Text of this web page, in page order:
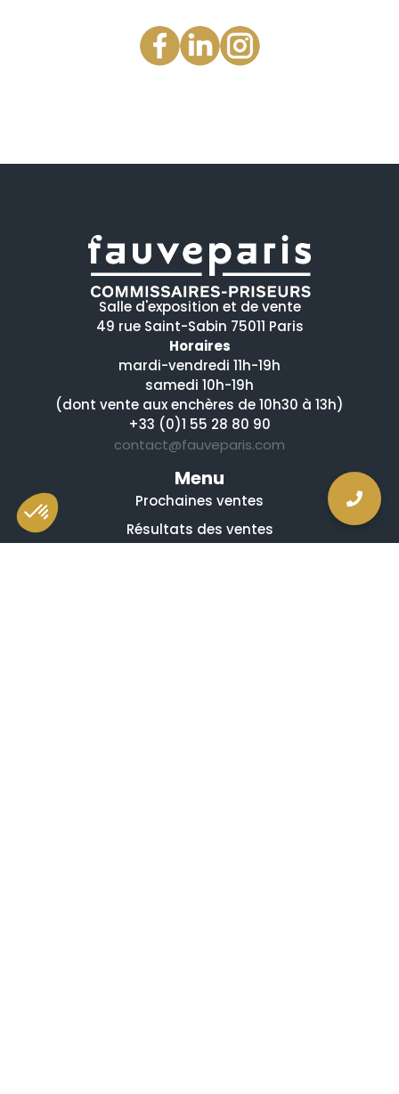
Salle d'exposition et de vente
49 rue Saint-Sabin 75011 Paris
Horaires
mardi-vendredi 11h-19h
samedi 10h-19h
(dont vente aux enchères de 10h30 à 13h)
+33 (0)1 55 28 80 90
contact@fauveparis.com
Menu
Prochaines ventes
Résultats des ventes